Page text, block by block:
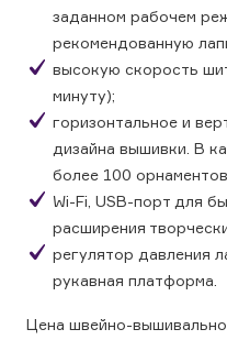
заданном рабочем
рекомендованную
высокую скорость
минуту);
горизонтальное и
дизайна вышивки. В
более 100
Wi-Fi, USB-порт для
расширения
регулятор давления
рукавная платформа.
Цена швейно-